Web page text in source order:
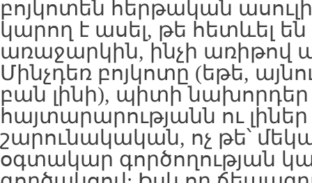
բոյկոտեն հերթական
կարող է ասել, թե հետևել են
առաջարկին, ինչի առիթով
Մինչդեռ բոյկոտը (եթե,
բան լինի), պիտի նախորդեր
հայտարարությանն ու
շարունակական, ոչ թե՝
օգտակար գործողության